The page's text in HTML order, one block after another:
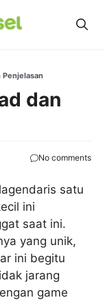
Penjelasan
dan
No comments
satu
ini
saat ini.
yang unik,
ini begitu
jarang
game